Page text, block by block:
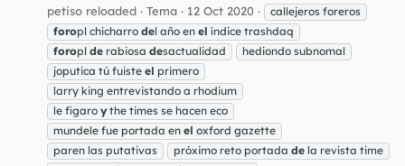
petiso reloaded Tema 12 Oct 2020
callejeros foreros
foropl chicharro del año en el índice trashdaq
foropl de rabiosa desactualidad
hediondo subnomal
joputica tú fuiste el primero
larry king entrevistando a rhodium
le figaro y the times se hacen eco
mundele fue portada en el oxford gazette
paren las putativas
próximo reto portada de la revista time